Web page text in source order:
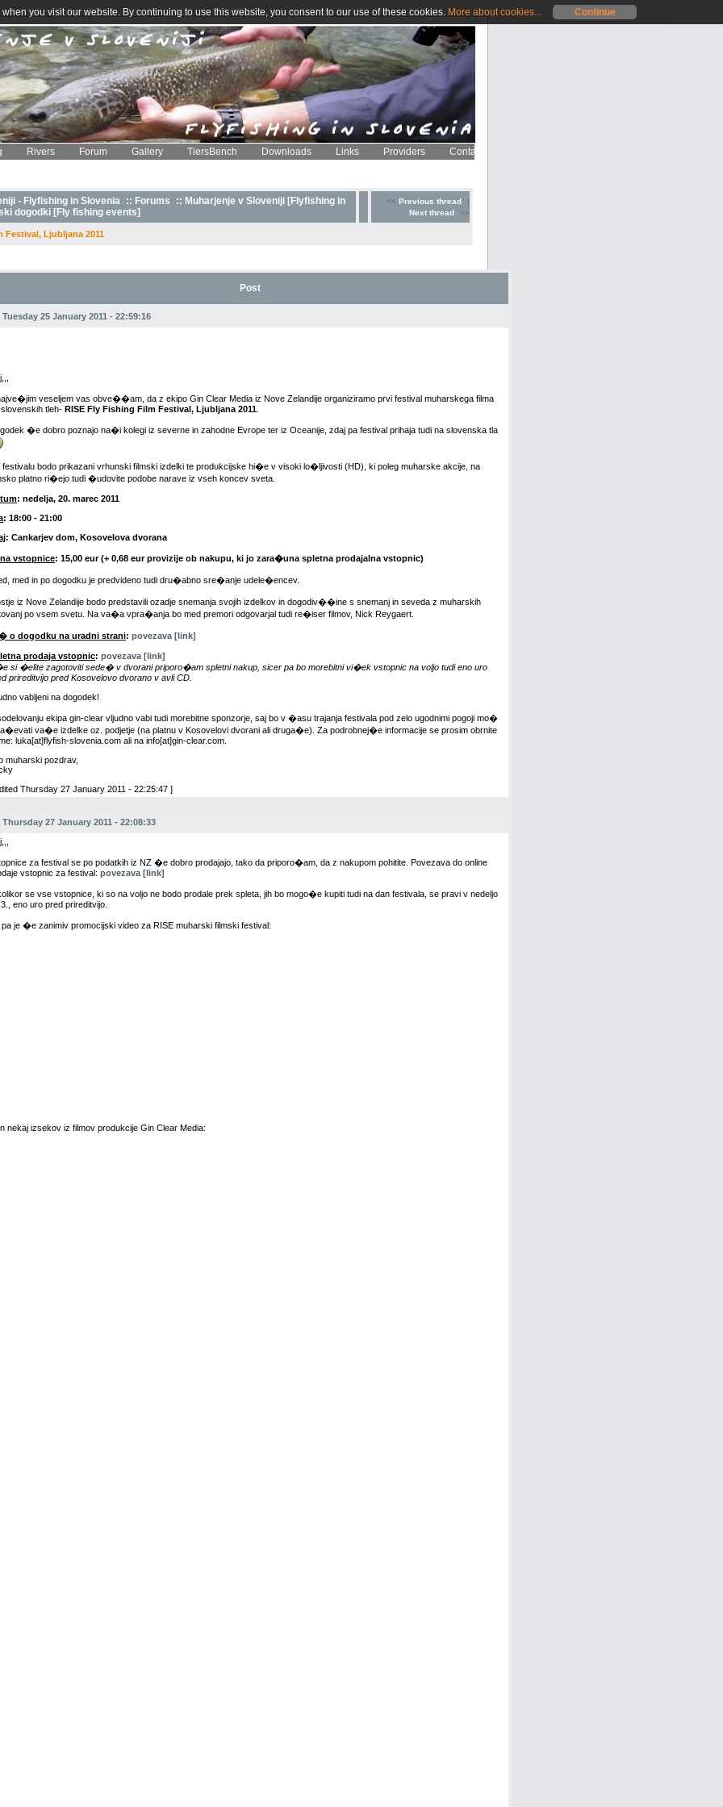
Rivers Forum Gallery TiersBench Downloads Links Providers Contact
- Flyfishing in Slovenia :: Forums
:: Muharjenje v Sloveniji [Flyfishing in
dogodki [Fly fishing events]
<< Previous thread
|
Next thread
>>
Festival, Ljubljana 2011
Post
Tuesday 25 January 2011 - 22:59:16
veseljem vas obve��am, da z ekipo Gin Clear Media iz Nove Zelandije organiziramo prvi festival muharskega filma
tleh- RISE Fly Fishing Film Festival, Ljubljana 2011
�e dobro poznajo na�i kolegi iz severne in zahodne Evrope ter iz Oceanije, zdaj pa festival prihaja tudi na slovenska tla
festivalu bodo prikazani vrhunski filmski izdelki te produkcijske hi�e v visoki lo�ljivosti (HD), ki poleg muharske akcije, na
platno ri�ejo tudi �udovite podobe narave iz vseh koncev sveta.
: nedelja, 20. marec 2011
: 18:00 - 21:00
: Cankarjev dom, Kosovelova dvorana
vstopnice: 15,00 eur (+ 0,68 eur provizije ob nakupu, ki jo zara�una spletna prodajalna vstopnic)
med in po dogodku je predvideno tudi dru�abno sre�anje udele�encev.
iz Nove Zelandije bodo predstavili ozadje snemanja svojih izdelkov in dogodiv��ine s snemanj in seveda z muharskih
po vsem svetu. Na va�a vpra�anja bo med premori odgovarjal tudi re�iser filmov, Nick Reygaert.
o dogodku na uradni strani: povezava [link]
prodaja vstopnic: povezava [link]
si �elite zagotoviti sede� v dvorani priporo�am spletni nakup, sicer pa bo morebitni vi�ek vstopnic na voljo tudi eno uro
prireditvijo pred Kosovelovo dvorano v avli CD.
vabljeni na dogodek!
ekipa gin-clear vljudno vabi tudi morebitne sponzorje, saj bo v �asu trajanja festivala pod zelo ugodnimi pogoji mo�
va�e izdelke oz. podjetje (na platnu v Kosovelovi dvorani ali druga�e). Za podrobnej�e informacije se prosim obrnite
luka[at]flyfish-slovenia.com ali na info[at]gin-clear.com.
muharski pozdrav,
Thursday 27 January 2011 - 22:25:47 ]
Thursday 27 January 2011 - 22:08:33
za festival se po podatkih iz NZ �e dobro prodajajo, tako da priporo�am, da z nakupom pohitite. Povezava do online
vstopnic za festival: povezava [link]
se vse vstopnice, ki so na voljo ne bodo prodale prek spleta, jih bo mogo�e kupiti tudi na dan festivala, se pravi v nedeljo
eno uro pred prireditvijo.
pa je �e zanimiv promocijski video za RISE muharski filmski festival:
nekaj izsekov iz filmov produkcije Gin Clear Media:
you visit our website. By continuing to use this website, you consent to our use of these cookies. More about cookies... Continue